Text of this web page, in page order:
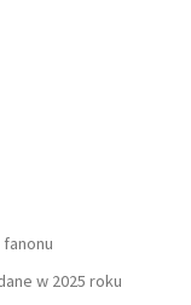
w 2025 roku